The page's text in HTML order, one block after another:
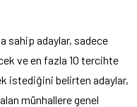
sahip adaylar, sadece
ve en fazla 10 tercihte
istediğini belirten adaylar,
münhallere genel